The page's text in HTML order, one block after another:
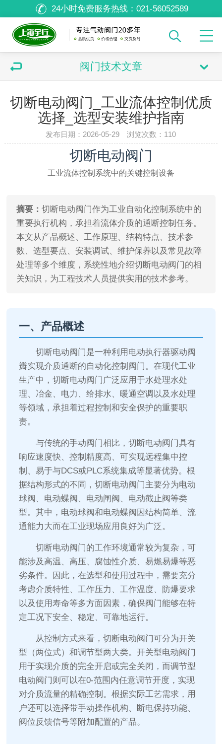
24小时免费服务热线： 021-56052589
阀门技术文章
切断电动阀门_工业流体控制优质
选择_选型安装维护指南
发布日期：2026-05-29 浏览次数： 110
切断电动阀门
工业流体控制系统中的关键控制设备
摘要：切断电动阀门作为工业自动化控制系统中的
重要执行机构，承担着流体介质的通断控制任务。
本文从产品概述、工作原理、结构特点、技术参
数、选型要点、安装调试、维护保养以及常见故障
处理等多个维度，系统性地介绍切断电动阀门的相
关知识，为工程技术人员提供实用的技术参考。
一、产品概述
切断电动阀门是一种利用电动执行器驱动阀
瓣实现介质通断的自动化控制阀门。在现代工业
生产中，切断电动阀门广泛应用于水处理水处
理、冶金、电力、给排水、暖通空调以及水处理
等领域，承担着过程控制和安全保护的重要职
责。
与传统的手动阀门相比，切断电动阀门具有
响应速度快、控制精度高、可实现远程集中控
制、易于与DCS或PLC系统集成等显著优势。根
据结构形式的不同，切断电动阀门主要分为电动
球阀、电动蝶阀、电动闸阀、电动截止阀等类
型。其中，电动球阀和电动蝶阀因结构简单、流
通能力大而在工业现场应用良好为广泛。
切断电动阀门的工作环境通常较为复杂，可
能涉及高温、高压、腐蚀性介质、易燃易爆等恶
劣条件。因此，在选型和使用过程中，需要充分
考虑介质特性、工作压力、工作温度、防爆要求
以及使用寿命等多方面因素，确保阀门能够在特
定工况下安全、稳定、可靠地运行。
从控制方式来看，切断电动阀门可分为开关
型（两位式）和调节型两大类。开关型电动阀门
用于实现介质的完全开启或完全关闭，而调节型
电动阀门则可以在0-范围内任意调节开度，实现
对介质流量的精确控制。根据实际工艺需求，用
户还可以选择带手动操作机构、断电保持功能、
阀位反馈信号等附加配置的产品。